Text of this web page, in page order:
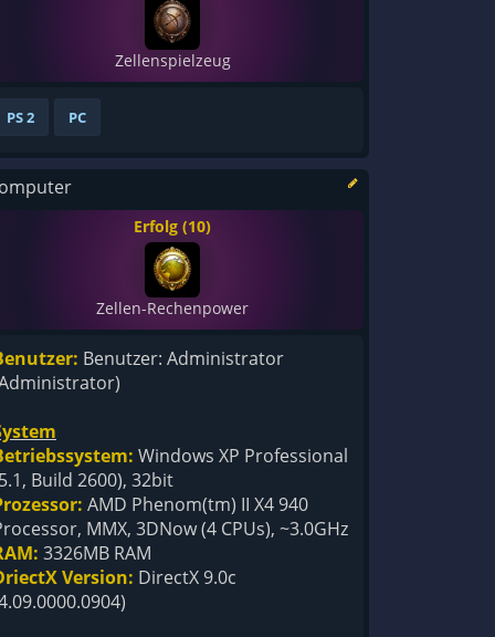
Zellenspielzeug
PS 2 PC
Erfolg (10)
Zellen-Rechenpower
Benutzer: Administrator
Windows XP Professional
Build 2600), 32bit
AMD Phenom(tm) II X4 940
MMX, 3DNow (4 CPUs), ~3.0GHz
3326MB RAM
Version: DirectX 9.0c